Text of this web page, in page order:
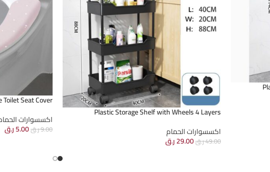
Plastic Storage Shelf with Wheels 4 Layers
اكسسوارات الحمام
49.00ر.ق29.00ر.ق
Toilet Seat Cover
اكسسوارات
9.00ر.ق5.00ر.ق